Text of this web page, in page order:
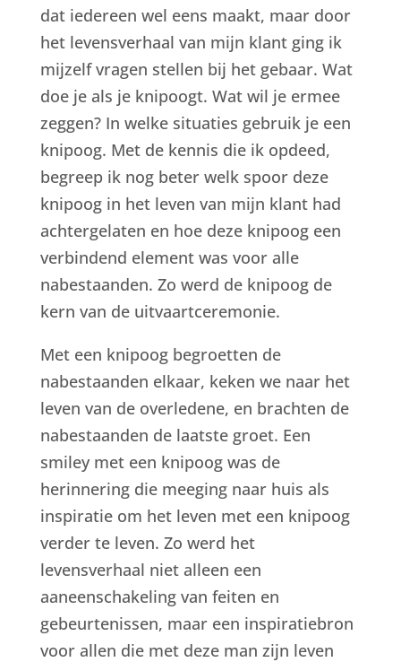
dat iedereen wel eens maakt, maar door
het levensverhaal van mijn klant ging ik
mijzelf vragen stellen bij het gebaar. Wat
doe je als je knipoogt. Wat wil je ermee
zeggen? In welke situaties gebruik je een
knipoog. Met de kennis die ik opdeed,
begreep ik nog beter welk spoor deze
knipoog in het leven van mijn klant had
achtergelaten en hoe deze knipoog een
verbindend element was voor alle
nabestaanden. Zo werd de knipoog de
kern van de uitvaartceremonie.
Met een knipoog begroetten de
nabestaanden elkaar, keken we naar het
leven van de overledene, en brachten de
nabestaanden de laatste groet. Een
smiley met een knipoog was de
herinnering die meeging naar huis als
inspiratie om het leven met een knipoog
verder te leven. Zo werd het
levensverhaal niet alleen een
aaneenschakeling van feiten en
gebeurtenissen, maar een inspiratiebron
voor allen die met deze man zijn leven